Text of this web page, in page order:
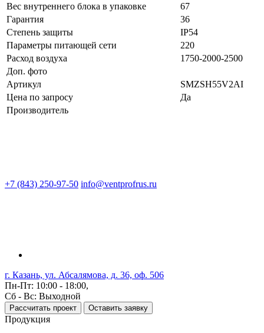
Вес внутреннего блока в упаковке
67
Гарантия
36
Степень защиты
IP54
Параметры питающей сети
220
Расход воздуха
1750-2000-2500
Доп. фото
Артикул
SMZSH55V2AI
Цена по запросу
Да
Производитель
+7 (843) 250-97-50 info@ventprofrus.ru
г. Казань, ул. Абсалямова, д. 36, оф. 506
Пн-Пт: 10:00 - 18:00,
Сб - Вс: Выходной
Рассчитать проект Оставить заявку
Продукция